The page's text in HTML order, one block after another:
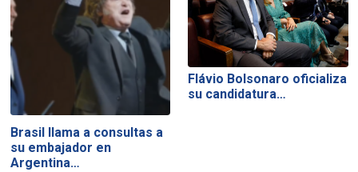
Brasil llama a consultas a
su embajador en
Argentina…
Flávio Bolsonaro oficializa
su candidatura…